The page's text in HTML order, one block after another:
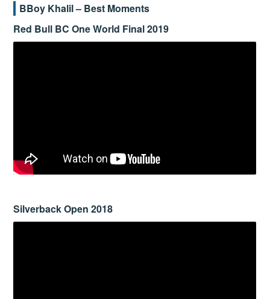
BBoy Khalil – Best Moments
Red Bull BC One World Final 2019
Silverback Open 2018